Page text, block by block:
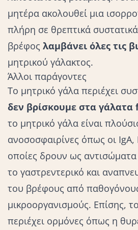
μητέρα ακολουθεί μια
πλήρη σε θρεπτικά
βρέφος λαμβάνει όλες τις
μητρικού γάλακτος.
Άλλοι παράγοντες
Το μητρικό γάλα περιέχει
δεν βρίσκουμε στα γάλατα
το μητρικό γάλα είναι
ανοσοσφαιρίνες όπως οι IgA,
οποίες δρουν ως
το γαστρεντερικό και
του βρέφους από
μικροοργανισμούς. Επίσης,
περιέχει ορμόνες όπως η